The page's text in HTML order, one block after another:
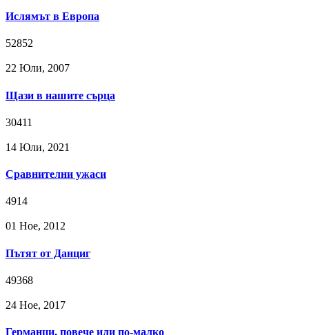
Ислямът в Европа
52852
22 Юли, 2007
Щази в нашите сърца
30411
14 Юли, 2021
Сравнителни ужаси
4914
01 Ное, 2012
Пътят от Данциг
49368
24 Ное, 2017
Германци, повече или по-малко